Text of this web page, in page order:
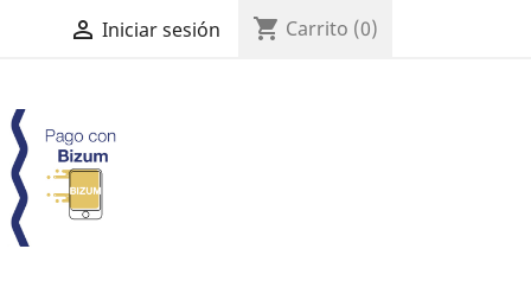
 Iniciar sesión shopping_cart Carrito (0)